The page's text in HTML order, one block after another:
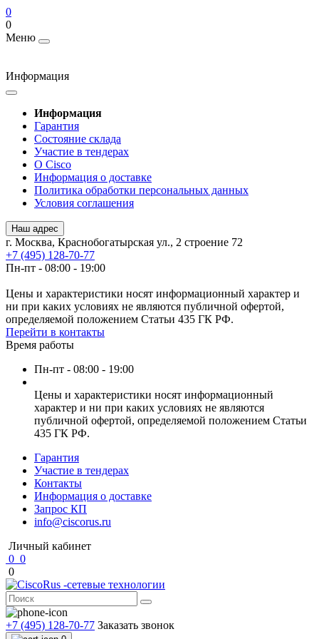
0
0
Меню
Информация
Информация
Гарантия
Состояние склада
Участие в тендерах
О Cisco
Информация о доставке
Политика обработки персональных данных
Условия соглашения
Наш адрес
г. Москва, Краснобогатырская ул., 2 строение 72
+7 (495) 128-70-77
Пн-пт - 08:00 - 19:00
Цены и характеристики носят информационный характер и
ни при каких условиях не являются публичной офертой,
определяемой положением Статьи 435 ГК РФ.
Перейти в контакты
Время работы
Пн-пт - 08:00 - 19:00
Цены и характеристики носят информационный
характер и ни при каких условиях не являются
публичной офертой, определяемой положением Статьи
435 ГК РФ.
Гарантия
Участие в тендерах
Контакты
Информация о доставке
Запрос КП
info@ciscorus.ru
Личный кабинет
0 0
0
+7 (495) 128-70-77 Заказать звонок